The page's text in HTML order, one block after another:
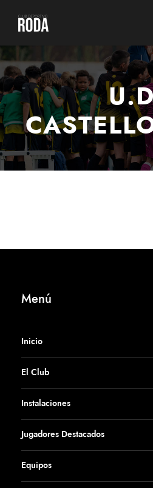
Menú
Inicio
El Club
Instalaciones
Jugadores Destacados
Equipos